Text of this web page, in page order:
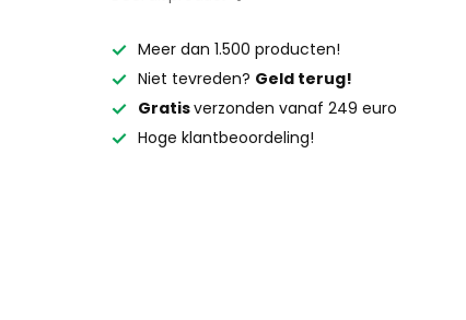
Meer dan 1.500 producten!
Niet tevreden? Geld terug!
Gratisverzonden vanaf 249 euro
Hoge klantbeoordeling!